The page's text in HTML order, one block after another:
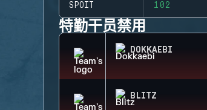
SPOIT 102
特勤干员禁用
DOKKAEBI
BLITZ